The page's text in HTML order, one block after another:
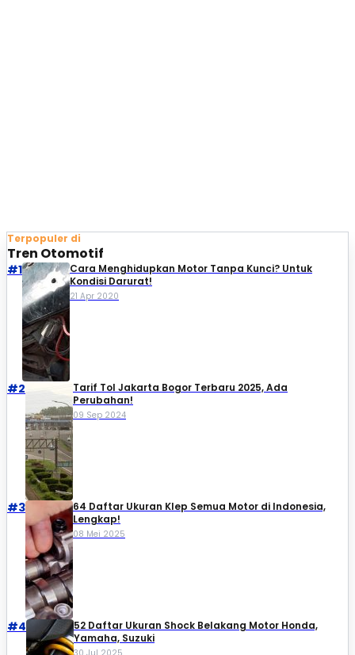
Terpopuler di
Tren Otomotif
#1
Cara Menghidupkan Motor Tanpa Kunci? Untuk
Kondisi Darurat!
21 Apr 2020
#2
Tarif Tol Jakarta Bogor Terbaru 2025, Ada
Perubahan!
09 Sep 2024
#3
64 Daftar Ukuran Klep Semua Motor di Indonesia,
Lengkap!
08 Mei 2025
#4
52 Daftar Ukuran Shock Belakang Motor Honda,
Yamaha, Suzuki​